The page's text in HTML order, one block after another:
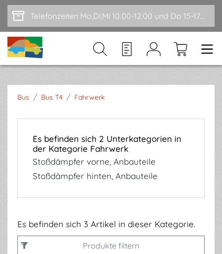
Zum Hauptinhalt springen Telefonzeiten Mo,Di,Mi 10.00-12.00 und Do 15-17.00
Bus / Bus T4 / Fahrwerk
Es befinden sich 2 Unterkategorien in
der Kategorie Fahrwerk
Stoßdämpfer vorne, Anbauteile
Stoßdämpfer hinten, Anbauteile
Es befinden sich 3 Artikel in dieser Kategorie.
Produkte filtern